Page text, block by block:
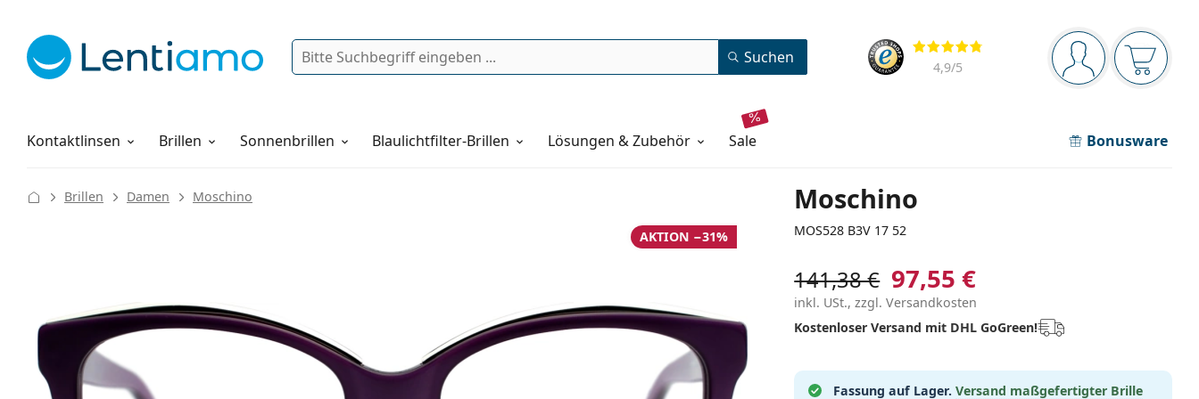
Navigationsleiste
Sie sind Der
Bewertung
4,9/5
Suche Suchen
Kontaktlinsen
Pflegemittel Brillen Sonnenbrillen Blaulichtfilter-Brillen Lösungen & Zubehör sale Bonusware
Alles über den Einkauf
Moschino
MOS528 B3V 17 52
Brillen Damen Moschino
AKTION −31%
141,38 € 97,55 €
inkl. USt., zzgl. Versandkosten
Kostenloser Versand mit DHL GoGreen!
Fassung auf Lager. Versand maßgefertigter Brille